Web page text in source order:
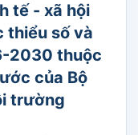
tế - xã hội
thiểu số và
2030 thuộc
của Bộ
trường